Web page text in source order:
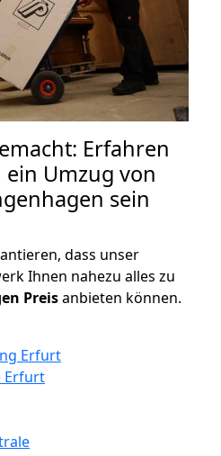
Erfahren
ein Umzug von
sein
dass unser
Ihnen nahezu alles zu
Preisanbieten können.
Erfurt
Erfurt